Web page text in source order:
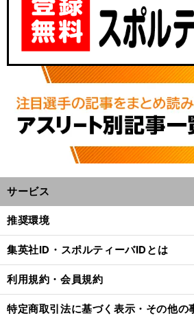
、
。
第
サービス
推奨環境
集英社ID・スポルティーバIDとは
利用規約・会員規約
特定商取引法に基づく表示・その他の